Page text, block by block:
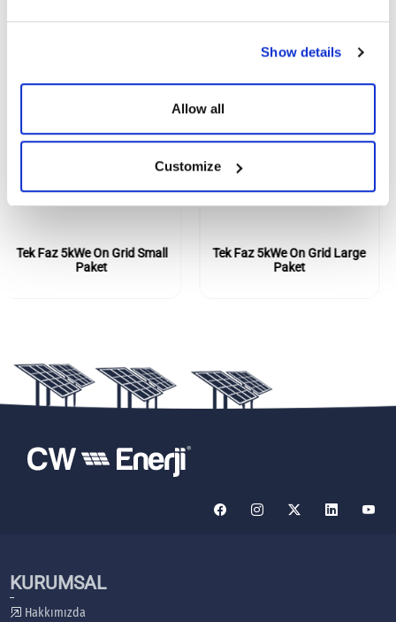
Show details
Allow all
Customize
Tek Faz 5kWe On Grid Large
Paket
Üç Faz 5kWe On Grid Small
Paket
KURUMSAL
Hakkımızda